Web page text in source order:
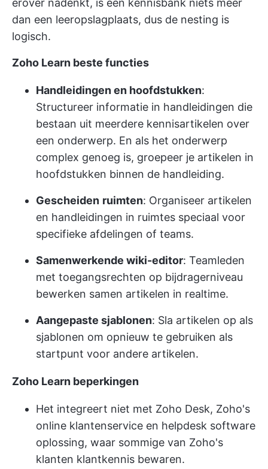
erover nadenkt, is een kennisbank niets meer
dan een leeropslagplaats, dus de nesting is
logisch.
Zoho Learn beste functies
Handleidingen en hoofdstukken:
Structureer informatie in handleidingen die
bestaan uit meerdere kennisartikelen over
een onderwerp. En als het onderwerp
complex genoeg is, groepeer je artikelen in
hoofdstukken binnen de handleiding.
Gescheiden ruimten: Organiseer artikelen
en handleidingen in ruimtes speciaal voor
specifieke afdelingen of teams.
Samenwerkende wiki-editor: Teamleden
met toegangsrechten op bijdragerniveau
bewerken samen artikelen in realtime.
Aangepaste sjablonen: Sla artikelen op als
sjablonen om opnieuw te gebruiken als
startpunt voor andere artikelen.
Zoho Learn beperkingen
Het integreert niet met Zoho Desk, Zoho's
online klantenservice en helpdesk software
oplossing, waar sommige van Zoho's
klanten klantkennis bewaren.